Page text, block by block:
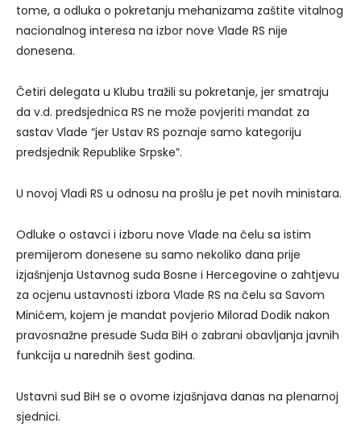
tome, a odluka o pokretanju mehanizama zaštite vitalnog
nacionalnog interesa na izbor nove Vlade RS nije
donesena.
Četiri delegata u Klubu tražili su pokretanje, jer smatraju
da v.d. predsjednica RS ne može povjeriti mandat za
sastav Vlade “jer Ustav RS poznaje samo kategoriju
predsjednik Republike Srpske”.
U novoj Vladi RS u odnosu na prošlu je pet novih ministara.
Odluke o ostavci i izboru nove Vlade na čelu sa istim
premijerom donesene su samo nekoliko dana prije
izjašnjenja Ustavnog suda Bosne i Hercegovine o zahtjevu
za ocjenu ustavnosti izbora Vlade RS na čelu sa Savom
Minićem, kojem je mandat povjerio Milorad Dodik nakon
pravosnažne presude Suda BiH o zabrani obavljanja javnih
funkcija u narednih šest godina.
Ustavni sud BiH se o ovome izjašnjava danas na plenarnoj
sjednici.